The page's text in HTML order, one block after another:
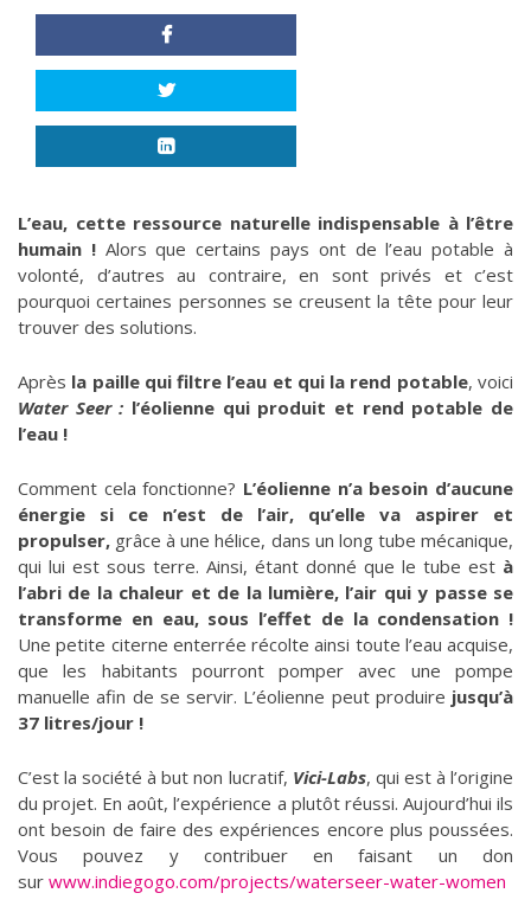
L’eau, cette ressource naturelle indispensable à l’être
humain !Alors que certains pays ont de l’eau potable à
volonté, d’autres au contraire, en sont privés et c’est
pourquoi certaines personnes se creusent la tête pour leur
trouver des solutions.
Après la paille qui filtre l’eau et qui la rend potable, voici
Water Seer : l’éolienne qui produit et rend potable de
l’eau !
Comment cela fonctionne? L’éolienne n’a besoin d’aucune
énergie si ce n’est de l’air, qu’elle va aspirer et
propulser, grâce à une hélice, dans un long tube mécanique,
qui lui est sous terre. Ainsi, étant donné que le tube est à
l’abri de la chaleur et de la lumière, l’air qui y passe se
transforme en eau, sous l’effet de la condensation !
Une petite citerne enterrée récolte ainsi toute l’eau acquise,
que les habitants pourront pomper avec une pompe
manuelle afin de se servir. L’éolienne peut produire jusqu’à
37 litres/jour !
C’est la société à but non lucratif, Vici-Labs, qui est à l’origine
du projet. En août, l’expérience a plutôt réussi. Aujourd’hui ils
ont besoin de faire des expériences encore plus poussées.
Vous pouvez y contribuer en faisant un don
sur www.indiegogo.com/projects/waterseer-water-women